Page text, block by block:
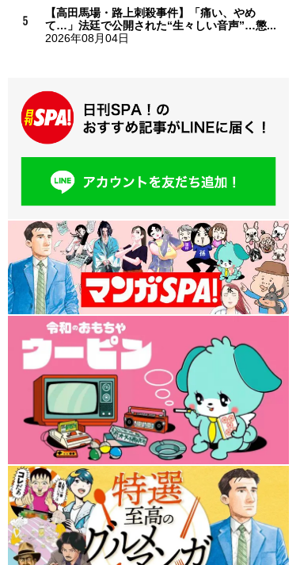
【高田馬場・路上刺殺事件】「痛い、やめ
て…」法廷で公開された“生々しい音声”…懲...
2026年08月04日